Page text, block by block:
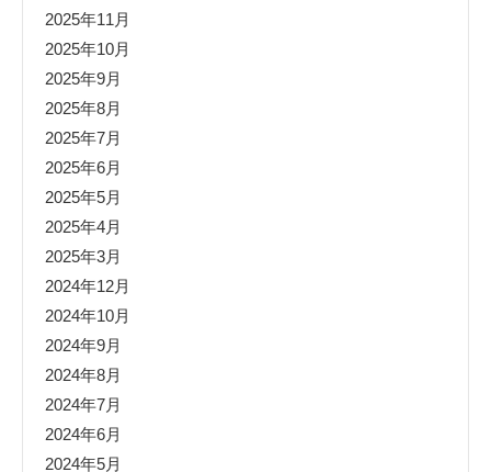
2025年11月
2025年10月
2025年9月
2025年8月
2025年7月
2025年6月
2025年5月
2025年4月
2025年3月
2024年12月
2024年10月
2024年9月
2024年8月
2024年7月
2024年6月
2024年5月